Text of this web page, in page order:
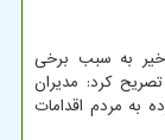
به سبب برخی
کرد: مدیران
به مردم اقدامات